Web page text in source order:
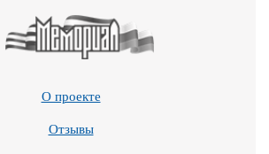
О проекте
Отзывы